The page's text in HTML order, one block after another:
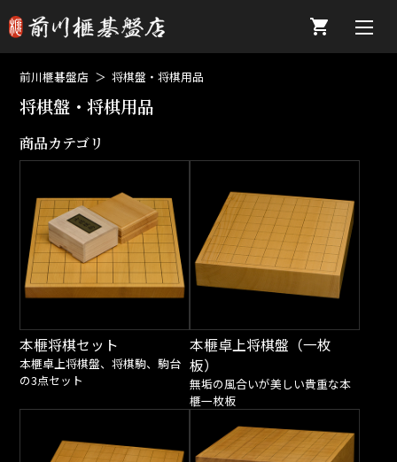
前川榧碁盤店 将棋盤・将棋用品
将棋盤・将棋用品
商品カテゴリ
本榧将棋セット
本榧卓上将棋盤、将棋駒、駒台
の3点セット
本榧卓上将棋盤（一枚
板）
無垢の風合いが美しい貴重な本
榧一枚板